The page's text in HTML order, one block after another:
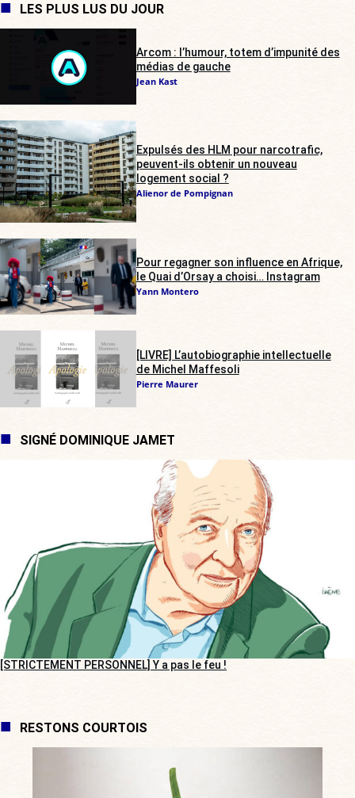
LES PLUS LUS DU JOUR
Arcom : l’humour, totem d’impunité des
médias de gauche
Jean Kast
Expulsés des HLM pour narcotrafic,
peuvent-ils obtenir un nouveau
logement social ?
Alienor de Pompignan
Pour regagner son influence en Afrique,
le Quai d’Orsay a choisi… Instagram
Yann Montero
[LIVRE] L’autobiographie intellectuelle
de Michel Maffesoli
Pierre Maurer
SIGNÉ DOMINIQUE JAMET
[STRICTEMENT PERSONNEL] Y a pas le feu !
RESTONS COURTOIS